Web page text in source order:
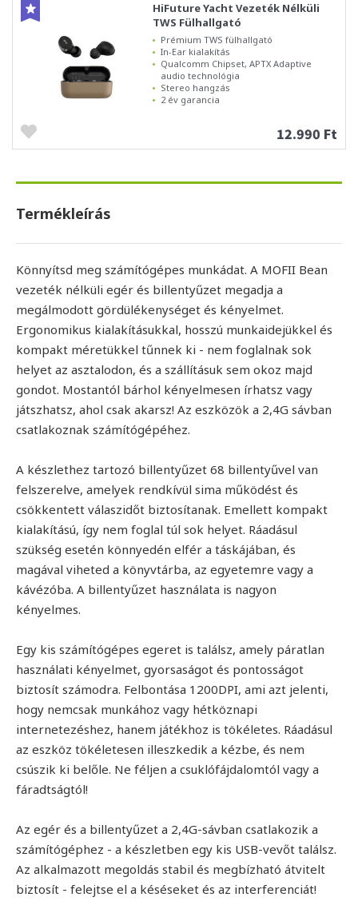
HiFuture Yacht Vezeték Nélküli
TWS Fülhallgató
Prémium TWS fülhallgató
In-Ear kialakítás
Qualcomm Chipset, APTX Adaptive
audio technológia
Stereo hangzás
2 év garancia
12.990 Ft
Termékleírás
Könnyítsd meg számítógépes munkádat. A MOFII Bean
vezeték nélküli egér és billentyűzet megadja a
megálmodott gördülékenységet és kényelmet.
Ergonomikus kialakításukkal, hosszú munkaidejükkel és
kompakt méretükkel tűnnek ki - nem foglalnak sok
helyet az asztalodon, és a szállításuk sem okoz majd
gondot. Mostantól bárhol kényelmesen írhatsz vagy
játszhatsz, ahol csak akarsz! Az eszközök a 2,4G sávban
csatlakoznak számítógépéhez.
A készlethez tartozó billentyűzet 68 billentyűvel van
felszerelve, amelyek rendkívül sima működést és
csökkentett válaszidőt biztosítanak. Emellett kompakt
kialakítású, így nem foglal túl sok helyet. Ráadásul
szükség esetén könnyedén elfér a táskájában, és
magával viheted a könyvtárba, az egyetemre vagy a
kávézóba. A billentyűzet használata is nagyon
kényelmes.
Egy kis számítógépes egeret is találsz, amely páratlan
használati kényelmet, gyorsaságot és pontosságot
biztosít számodra. Felbontása 1200DPI, ami azt jelenti,
hogy nemcsak munkához vagy hétköznapi
internetezéshez, hanem játékhoz is tökéletes. Ráadásul
az eszköz tökéletesen illeszkedik a kézbe, és nem
csúszik ki belőle. Ne féljen a csuklófájdalomtól vagy a
fáradtságtól!
Az egér és a billentyűzet a 2,4G-sávban csatlakozik a
számítógéphez - a készletben egy kis USB-vevőt találsz.
Az alkalmazott megoldás stabil és megbízható átvitelt
biztosít - felejtse el a késéseket és az interferenciát!